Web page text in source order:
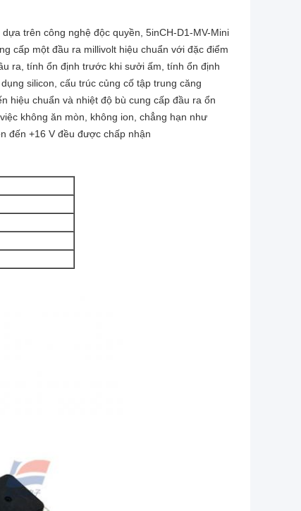
trên công nghệ độc quyền, 5inCH-D1-MV-Mini
cấp một đầu ra millivolt hiệu chuẩn với đặc điểm
ra, tính ổn định trước khi sưởi ấm, tính ổn định
silicon, cấu trúc củng cố tập trung căng
hiệu chuẩn và nhiệt độ bù cung cấp đầu ra ổn
không ăn mòn, không ion, chẳng hạn như
đến +16 V đều được chấp nhận